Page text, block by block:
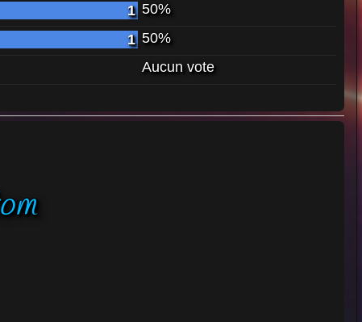
1 50%
1 50%
Aucun vote